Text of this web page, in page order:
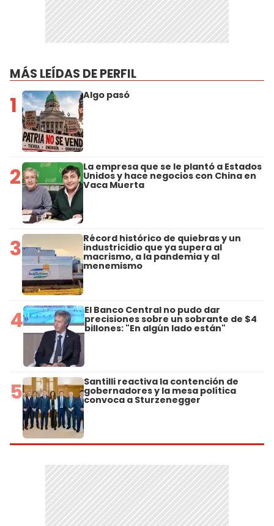
MÁS LEÍDAS DE PERFIL
1 Algo pasó
2 La empresa que se le plantó a Estados
Unidos y hace negocios con China en
Vaca Muerta
3 Récord histórico de quiebras y un
industricidio que ya supera al
macrismo, a la pandemia y al
menemismo
4 El Banco Central no pudo dar
precisiones sobre un sobrante de $4
billones: "En algún lado están"
5 Santilli reactiva la contención de
gobernadores y la mesa política
convoca a Sturzenegger